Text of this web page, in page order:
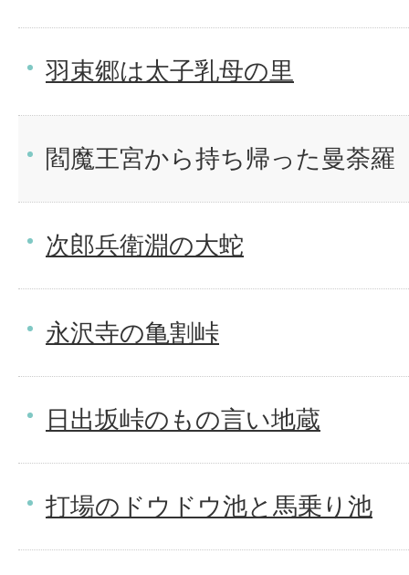
羽束郷は太子乳母の里
閻魔王宮から持ち帰った曼荼羅
次郎兵衛淵の大蛇
永沢寺の亀割峠
日出坂峠のもの言い地蔵
打場のドウドウ池と馬乗り池